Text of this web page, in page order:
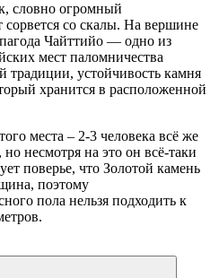
словно огромный
со скалы. На вершине
Чайттийо — одно из
мест паломничества
традиции, устойчивость камня
хранится в расположенной
места – 2-3 человека всё же
но несмотря на это он всё-таки
поверье, что Золотой камень
поэтому
пола нельзя подходить к